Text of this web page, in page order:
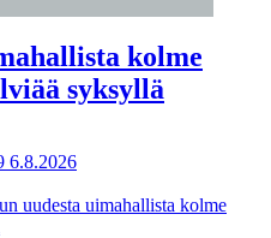
kolme
syksyllä
6.8.2026
uudesta uimahallista kolme